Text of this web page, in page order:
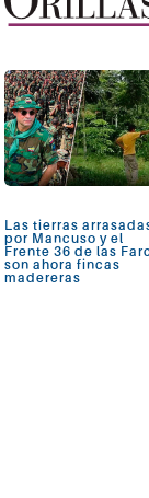
Las tierras
por Mancuso y el
Frente 36 de las Farc
son ahora fincas
madereras